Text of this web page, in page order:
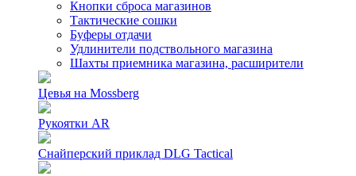
Кнопки сброса магазинов
Тактические сошки
Буферы отдачи
Удлинители подствольного магазина
Шахты приемника магазина, расширители
Цевья на Mossberg
Рукоятки AR
Снайперский приклад DLG Tactical